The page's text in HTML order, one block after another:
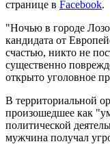
странице в Facebook.
"Ночью в городе
кандидата от
счастью, никто не
существенно
открыто уголовное
В территориальной
произошедшее как
политической
мужчина получал